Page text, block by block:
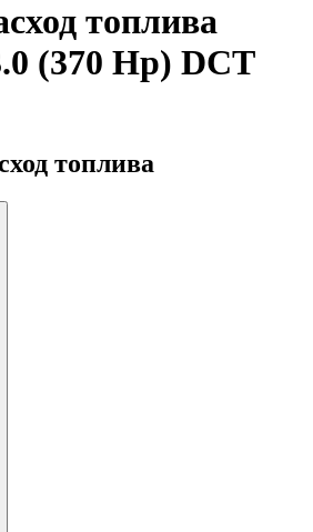
топлива
(370 Hp) DCT
топлива